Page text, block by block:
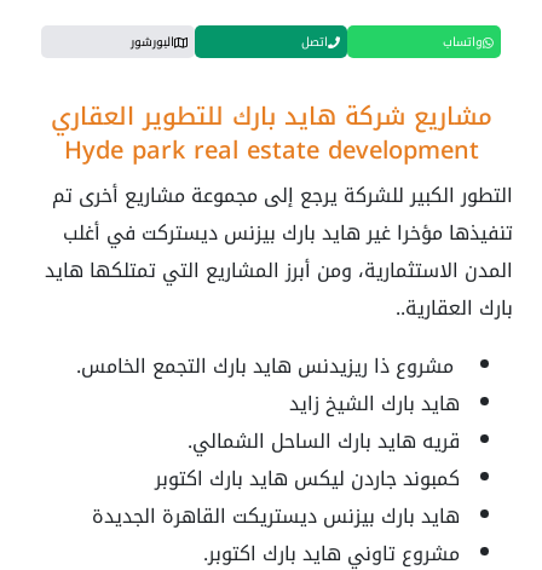
واتساب اتصل البورشور
مشاريع شركة هايد بارك للتطوير العقاري
Hyde park real estate development
التطور الكبير للشركة يرجع إلى مجموعة مشاريع أخرى تم
تنفيذها مؤخرا غير هايد بارك بيزنس ديستركت في أغلب
المدن الاستثمارية، ومن أبرز المشاريع التي تمتلكها هايد
بارك العقارية..
مشروع ذا ريزيدنس هايد بارك التجمع الخامس.
هايد بارك الشيخ زايد
قريه هايد بارك الساحل الشمالي.
كمبوند جاردن ليكس هايد بارك اكتوبر
هايد بارك بيزنس ديستريكت القاهرة الجديدة
مشروع تاوني هايد بارك اكتوبر.